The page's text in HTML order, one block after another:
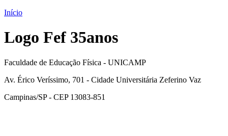
Início
Logo Fef 35anos
Faculdade de Educação Física - UNICAMP
Av. Érico Veríssimo, 701 - Cidade Universitária Zeferino Vaz
Campinas/SP - CEP 13083-851